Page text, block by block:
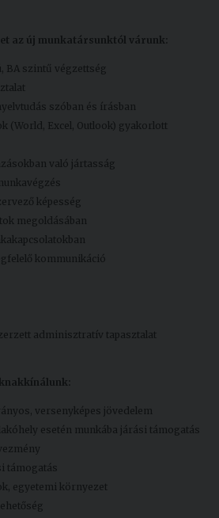
az új munkatársunktól várunk:
BA szintű végzettség
szóban és írásban
(World, Excel, Outlook) gyakorlott
való jártasság
képesség
megoldásában
kommunikáció
adminisztratív tapasztalat
kínálunk:
versenyképes jövedelem
esetén munkába járási támogatás
támogatás
egyetemi környezet